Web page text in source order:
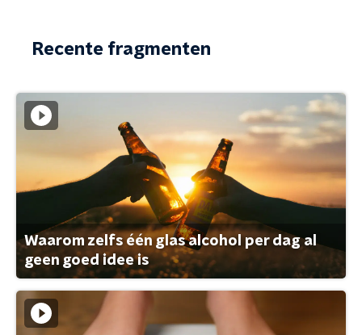
Recente fragmenten
Waarom zelfs één glas alcohol per dag al
geen goed idee is